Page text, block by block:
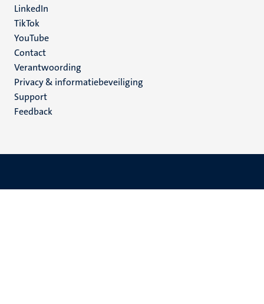
LinkedIn
TikTok
YouTube
Menu
footer
(NL)
Contact
Verantwoording
Privacy & informatiebeveiliging
Support
Feedback